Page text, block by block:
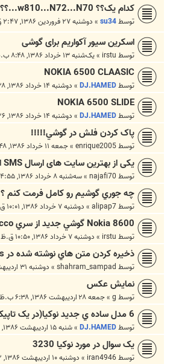
کدام يک؟؟ w810...N72...N70...؟؟
توسطsu34
» دوشنبه ۲۷ فروردین ۱۳۸۶, ۲:۴۷ ق.ظ
اسکرين سيور آکواريم برای گوشی
توسط irstu
»یک‌شنبه ۱۳ خرداد ۱۳۸۶, ۸:۴۸ ب.ظ
NOKIA 6500 CLAASIC
توسطDJ.HAMED
» دوشنبه ۱۴ خرداد ۱۳۸۶, ۲:۲۸ ب.ظ
NOKIA 6500 SLIDE
توسطDJ.HAMED
» دوشنبه ۱۴ خرداد ۱۳۸۶, ۲:۲۶ ب.ظ
پاک کردن فلش در گوشي!!!!!
توسطenrique2005
»جمعه ۱۱ خرداد ۱۳۸۶, ۹:۴۸ ق.ظ
یکی از بهترین سایت های ارسال SMS از اینترنت
توسط najafi70
»سه‌شنبه ۸ خرداد ۱۳۸۶, ۴:۵۵ ب.ظ
چه جوري گوشيم رو كامل فرمت كنم ؟
توسطalipap7
» دوشنبه ۷ خرداد ۱۳۸۶, ۱۰:۰۱ ق.ظ
Nokia 8600 گوشي جديد از سري Sirocco
توسط irstu
» دوشنبه ۷ خرداد ۱۳۸۶, ۱۰:۵۰ ق.ظ
ذخيره كردن متن هاي نوشته شده در notes با پسوند txt
توسط shahram_sampad
» دوشنبه ۳۱ اردیبهشت ۱۳۸۶, ۴:۲۵ ب.ظ
نمایش عکس
توسط g
»جمعه ۲۸ اردیبهشت ۱۳۸۶, ۶:۳۸ ب.ظ
6 مدل ساده ي جديد نوکيا(در يک تاپيک)
توسطDJ.HAMED
»شنبه ۱۵ اردیبهشت ۱۳۸۶, ۶:۵۱ ب.ظ
يک سوال در مورد نوکيا 3230
توسط iran4946
» دوشنبه ۱۰ اردیبهشت ۱۳۸۶, ۹:۱۲ ق.ظ